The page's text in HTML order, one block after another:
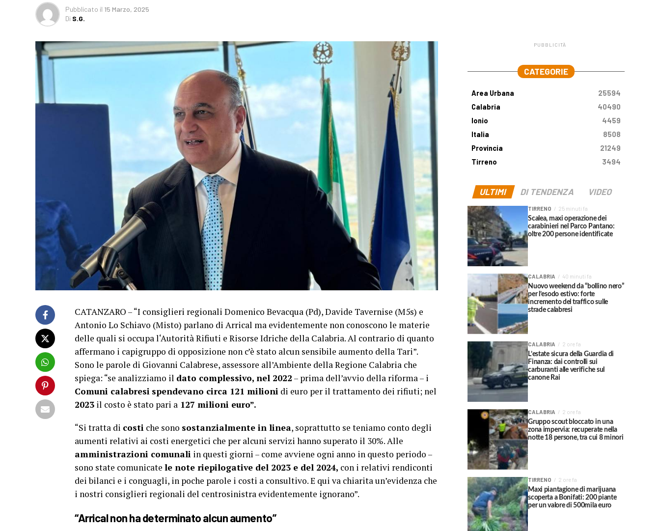
Pubblicato il 15 Marzo, 2025
Di S.G.
CATANZARO – “I consiglieri regionali Domenico Bevacqua (Pd), Davide Tavernise (M5s) e
Antonio Lo Schiavo (Misto) parlano di Arrical ma evidentemente non conoscono le materie
delle quali si occupa l‘Autorità Rifiuti e Risorse Idriche della Calabria. Al contrario di quanto
affermano i capigruppo di opposizione non c’è stato alcun sensibile aumento della Tari”.
Sono le parole di Giovanni Calabrese, assessore all’Ambiente della Regione Calabria che
spiega: “se analizziamo il dato complessivo, nel 2022 – prima dell’avvio della riforma – i
Comuni calabresi spendevano circa 121 milioni di euro per il trattamento dei rifiuti; nel
2023 il costo è stato pari a 127 milioni euro”.
“Si tratta di costi che sono sostanzialmente in linea, soprattutto se teniamo conto degli
aumenti relativi ai costi energetici che per alcuni servizi hanno superato il 30%. Alle
amministrazioni comunali in questi giorni – come avviene ogni anno in questo periodo –
sono state comunicate le note riepilogative del 2023 e del 2024, con i relativi rendiconti
dei bilanci e i conguagli, in poche parole i costi a consultivo. E qui va chiarita un’evidenza che
i nostri consiglieri regionali del centrosinistra evidentemente ignorano”.
“Arrical non ha determinato alcun aumento”
PUBBLICITÀ
CATEGORIE
Area Urbana
25594
Calabria
40490
Ionio
4459
Italia
8508
Provincia
21249
Tirreno
3494
ULTIMI DI TENDENZA VIDEO
TIRRENO 25 minuti fa
Scalea, maxi operazione dei
carabinieri nel Parco Pantano:
oltre 200 persone identificate
CALABRIA 40 minuti fa
Nuovo weekend da “bollino nero”
per l’esodo estivo: forte
incremento del traffico sulle
strade calabresi
CALABRIA 2 ore fa
L’estate sicura della Guardia di
Finanza: dai controlli sui
carburanti alle verifiche sul
canone Rai
CALABRIA 2 ore fa
Gruppo scout bloccato in una
zona impervia: recuperate nella
notte 18 persone, tra cui 8 minori
TIRRENO 2 ore fa
Maxi piantagione di marijuana
scoperta a Bonifati: 200 piante
per un valore di 500mila euro